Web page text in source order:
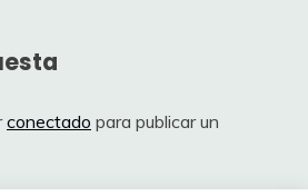
conectado para publicar un